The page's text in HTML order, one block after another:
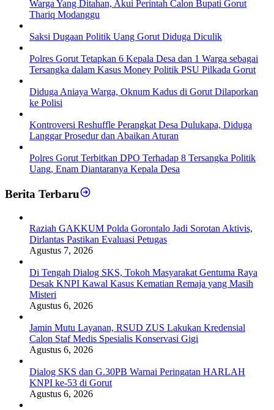
Warga Yang Ditahan, Akui Perintah Calon Bupati Gorut
Thariq Modanggu
Saksi Dugaan Politik Uang Gorut Diduga Diculik
Polres Gorut Tetapkan 6 Kepala Desa dan 1 Warga sebagai
Tersangka dalam Kasus Money Politik PSU Pilkada Gorut
Diduga Aniaya Warga, Oknum Kadus di Gorut Dilaporkan
ke Polisi
Kontroversi Reshuffle Perangkat Desa Dulukapa, Diduga
Langgar Prosedur dan Abaikan Aturan
Polres Gorut Terbitkan DPO Terhadap 8 Tersangka Politik
Uang, Enam Diantaranya Kepala Desa
Berita Terbaru
Raziah GAKKUM Polda Gorontalo Jadi Sorotan Aktivis,
Dirlantas Pastikan Evaluasi Petugas
Agustus 7, 2026
Di Tengah Dialog SKS, Tokoh Masyarakat Gentuma Raya
Desak KNPI Kawal Kasus Kematian Remaja yang Masih
Misteri
Agustus 6, 2026
Jamin Mutu Layanan, RSUD ZUS Lakukan Kredensial
Calon Staf Medis Spesialis Konservasi Gigi
Agustus 6, 2026
Dialog SKS dan G.30PB Warnai Peringatan HARLAH
KNPI ke-53 di Gorut
Agustus 6, 2026